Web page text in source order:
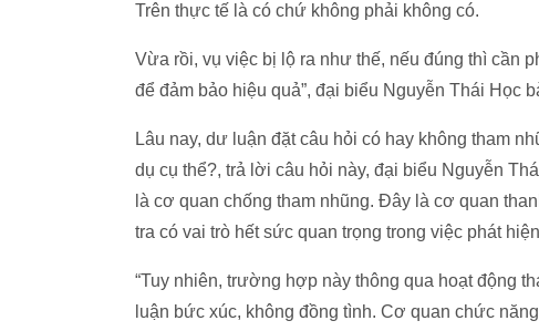
Trên thực tế là có chứ không phải không có.
Vừa rồi, vụ việc bị lộ ra như thế, nếu đúng thì cần
để đảm bảo hiệu quả”, đại biểu Nguyễn Thái Học
Lâu nay, dư luận đặt câu hỏi có hay không tham
dụ cụ thể?, trả lời câu hỏi này, đại biểu Nguyễn
là cơ quan chống tham nhũng. Đây là cơ quan
tra có vai trò hết sức quan trọng trong việc phát
“Tuy nhiên, trường hợp này thông qua hoạt động
luận bức xúc, không đồng tình. Cơ quan chức